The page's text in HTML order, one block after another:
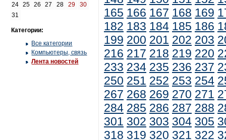
24
25 26 27 28 29
30
31
Категории:
Все категории
Компьютеры, связь
Лента новостей
165 166 167 168 169
182 183 184 185 186
199 200 201 202 203
216 217 218 219 220
233 234 235 236 237
250 251 252 253 254
267 268 269 270 271
284 285 286 287 288
301 302 303 304 305
318 319 320 321 322